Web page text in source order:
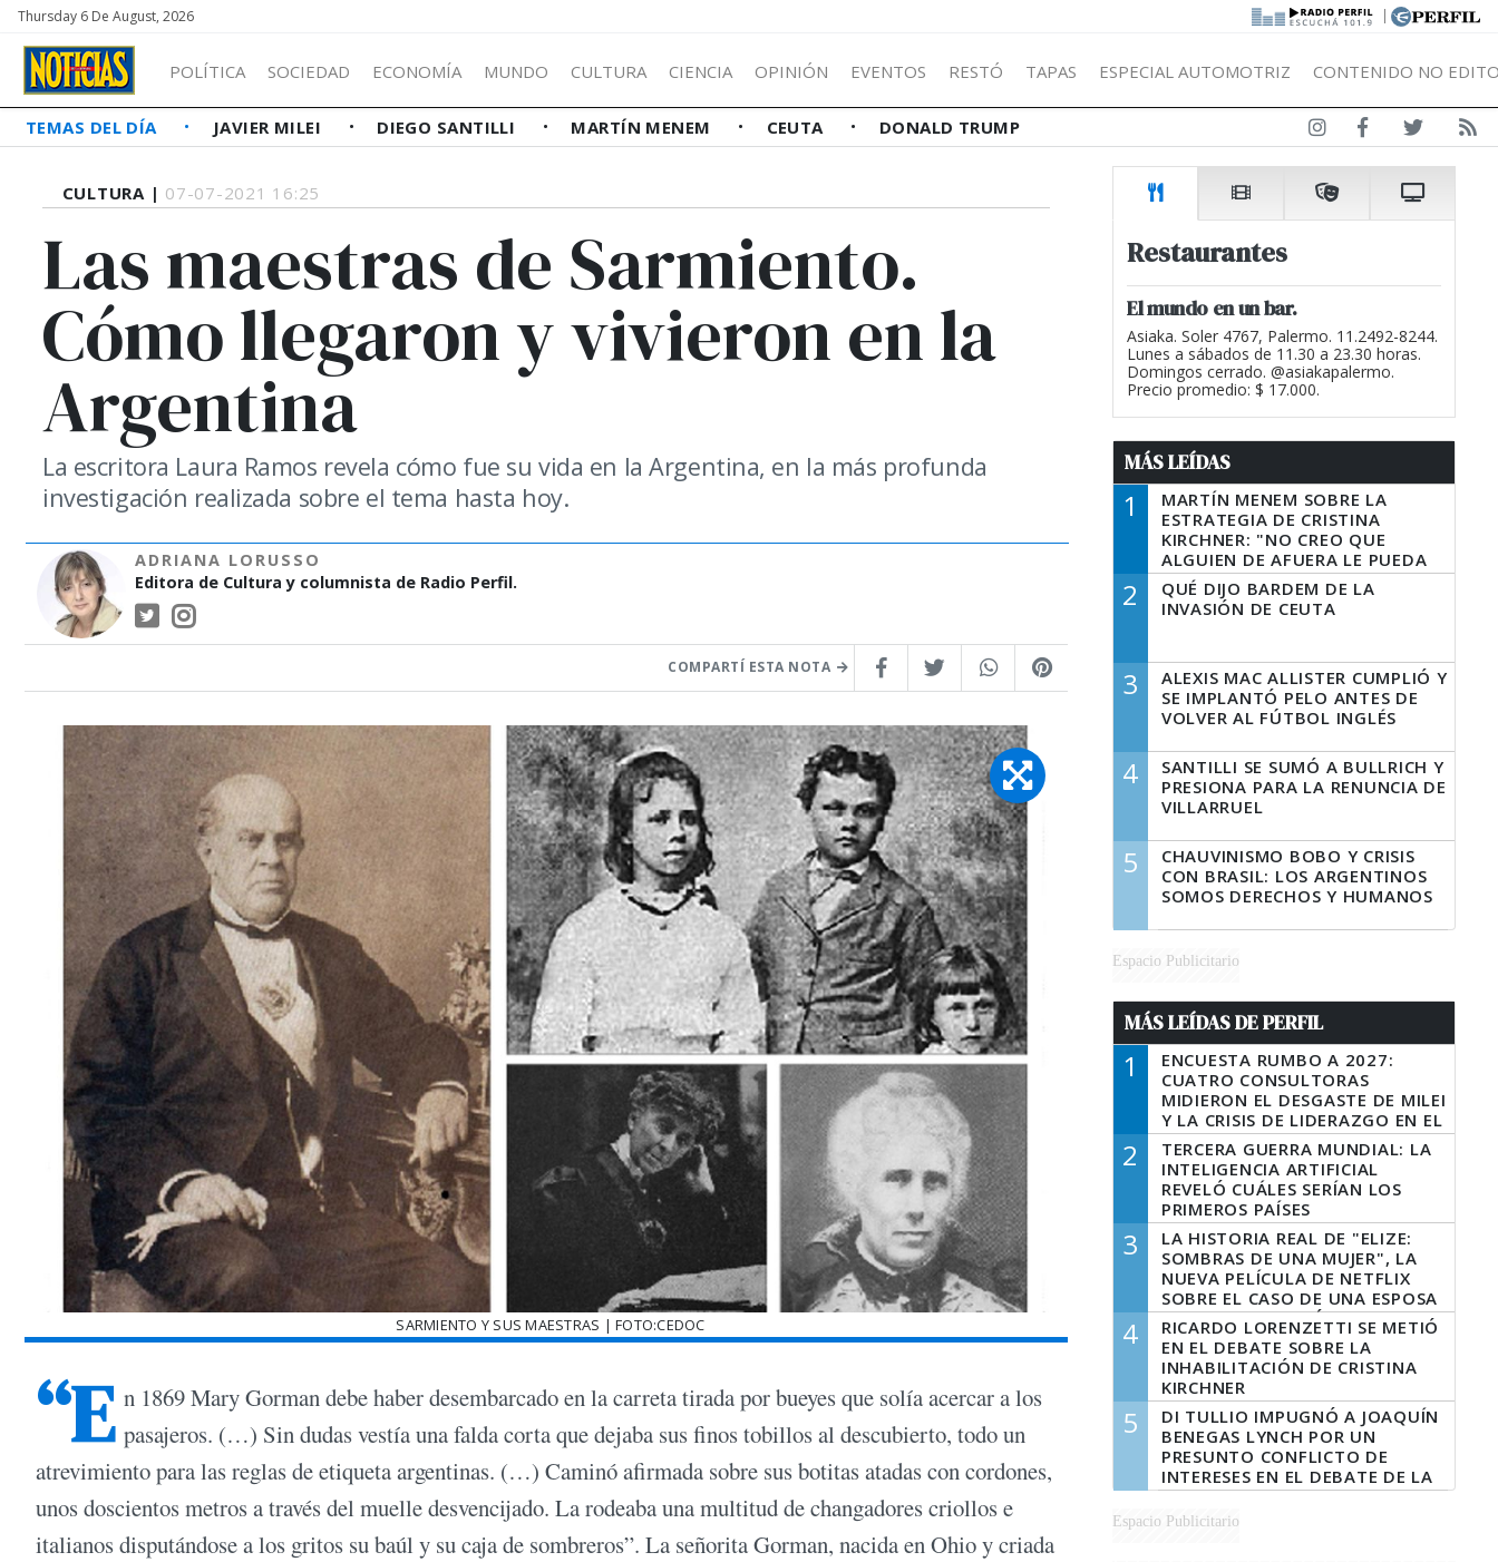
Thursday 6 De August, 2026 |
POLÍTICA SOCIEDAD ECONOMÍA MUNDO CULTURA CIENCIA OPINIÓN EVENTOS RESTÓ TAPAS ESPECIAL AUTOMOTRIZ CONTENIDO NO
TEMAS DEL DÍA JAVIER MILEI DIEGO SANTILLI MARTÍN MENEM CEUTA DONALD TRUMP
CULTURA | 07-07-2021 16:25
Las maestras de Sarmiento.
Cómo llegaron y vivieron en la
Argentina
La escritora Laura Ramos revela cómo fue su vida en la Argentina, en la más profunda
investigación realizada sobre el tema hasta hoy.
ADRIANA LORUSSO
Editora de Cultura y columnista de Radio Perfil.
COMPARTÍ ESTA NOTA
SARMIENTO Y SUS MAESTRAS | FOTO:CEDOC
“E n 1869 Mary Gorman debe haber desembarcado en la carreta tirada por bueyes que solía acercar a los
pasajeros. (…) Sin dudas vestía una falda corta que dejaba sus finos tobillos al descubierto, todo un
atrevimiento para las reglas de etiqueta argentinas. (…) Caminó afirmada sobre sus botitas atadas con cordones,
unos doscientos metros a través del muelle desvencijado. La rodeaba una multitud de changadores criollos e
italianos disputándose a los gritos su baúl y su caja de sombreros”. La señorita Gorman, nacida en Ohio y criada
Restaurantes
El mundo en un bar.
Asiaka. Soler 4767, Palermo. 11.2492-8244.
Lunes a sábados de 11.30 a 23.30 horas.
Domingos cerrado. @asiakapalermo.
Precio promedio: $ 17.000.
MÁS LEÍDAS
1
MARTÍN MENEM SOBRE LA
ESTRATEGIA DE CRISTINA
KIRCHNER: "NO CREO QUE
ALGUIEN DE AFUERA LE PUEDA
DECIR A LA JUSTICIA LO QUE
TIENE QUE HACER"
2
QUÉ DIJO BARDEM DE LA
INVASIÓN DE CEUTA
3
ALEXIS MAC ALLISTER CUMPLIÓ Y
SE IMPLANTÓ PELO ANTES DE
VOLVER AL FÚTBOL INGLÉS
4
SANTILLI SE SUMÓ A BULLRICH Y
PRESIONA PARA LA RENUNCIA DE
VILLARRUEL
5
CHAUVINISMO BOBO Y CRISIS
CON BRASIL: LOS ARGENTINOS
SOMOS DERECHOS Y HUMANOS
Espacio Publicitario
MÁS LEÍDAS DE PERFIL
1
ENCUESTA RUMBO A 2027:
CUATRO CONSULTORAS
MIDIERON EL DESGASTE DE MILEI
Y LA CRISIS DE LIDERAZGO EN EL
PERONISMO
2
TERCERA GUERRA MUNDIAL: LA
INTELIGENCIA ARTIFICIAL
REVELÓ CUÁLES SERÍAN LOS
PRIMEROS PAÍSES
LATINOAMERICANOS EN SER
DERROTADOS
3
LA HISTORIA REAL DE "ELIZE:
SOMBRAS DE UNA MUJER", LA
NUEVA PELÍCULA DE NETFLIX
SOBRE EL CASO DE UNA ESPOSA
QUE DESCUARTIZÓ A SU
MARIDO
4
RICARDO LORENZETTI SE METIÓ
EN EL DEBATE SOBRE LA
INHABILITACIÓN DE CRISTINA
KIRCHNER
5
DI TULLIO IMPUGNÓ A JOAQUÍN
BENEGAS LYNCH POR UN
PRESUNTO CONFLICTO DE
INTERESES EN EL DEBATE DE LA
LEY DE TIERRAS
Espacio Publicitario